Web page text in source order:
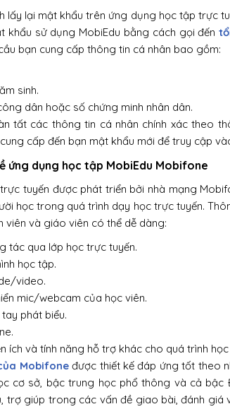
lấy lại mật khẩu trên ứng dụng học tập trực
khẩu sử dụng MobiEdu bằng cách gọi đến
bạn cung cấp thông tin cá nhân bao gồm:
sinh.
dân hoặc số chứng minh nhân dân.
tất các thông tin cá nhân chính xác theo
cấp đến bạn mật khẩu mới để truy cập
ứng dụng học tập MobiEdu Mobifone
tuyến được phát triển bởi nhà mạng
học trong quá trình dạy học trực tuyến.
viên và giáo viên có thể dễ dàng:
tác qua lớp học trực tuyến.
học tập.
video.
mic/webcam của học viên.
phát biểu.
ích và tính năng hỗ trợ khác cho quá trình
Mobifoneđược thiết kế đáp ứng tốt theo
cơ sở, bậc trung học phổ thông và cả bậc
trợ giúp trong các vấn đề giao bài, đánh giá